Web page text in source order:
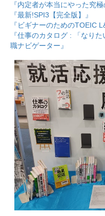
『内定者が本当にやった究極
『最新!SPI3【完全版】』
『ビギナーのためのTOEIC
『仕事のカタログ : 「なり
職ナビゲーター』